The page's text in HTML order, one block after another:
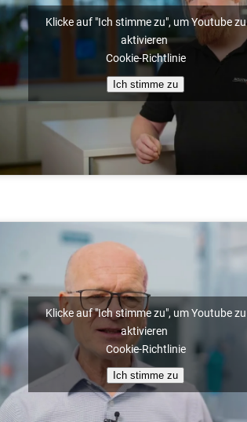
Klicke auf "Ich stimme zu", um Youtube zu
aktivieren
Cookie-Richtlinie
Ich stimme zu
Klicke auf "Ich stimme zu", um Youtube zu
aktivieren
Cookie-Richtlinie
Ich stimme zu